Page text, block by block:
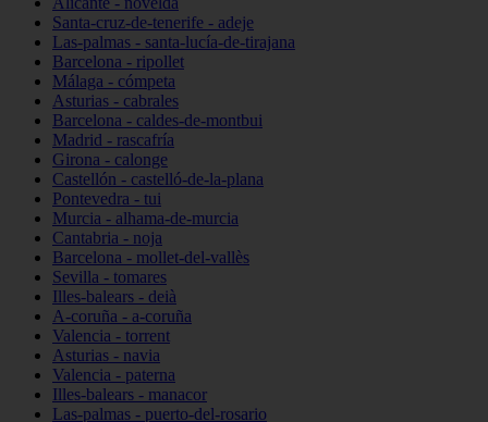
Santa-cruz-de-tenerife - adeje
Las-palmas - santa-lucía-de-tirajana
Barcelona - ripollet
Málaga - cómpeta
Asturias - cabrales
Barcelona - caldes-de-montbui
Madrid - rascafría
Girona - calonge
Castellón - castelló-de-la-plana
Pontevedra - tui
Murcia - alhama-de-murcia
Cantabria - noja
Barcelona - mollet-del-vallès
Sevilla - tomares
Illes-balears - deià
A-coruña - a-coruña
Valencia - torrent
Asturias - navia
Valencia - paterna
Illes-balears - manacor
Las-palmas - puerto-del-rosario